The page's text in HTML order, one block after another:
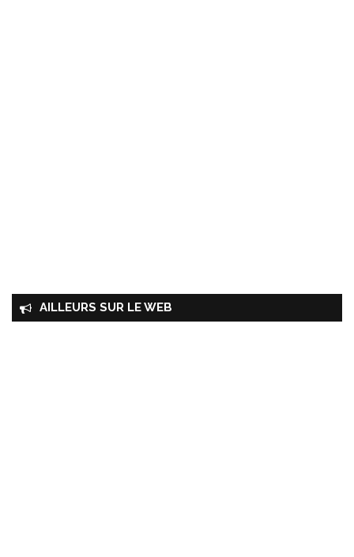
AILLEURS SUR LE WEB